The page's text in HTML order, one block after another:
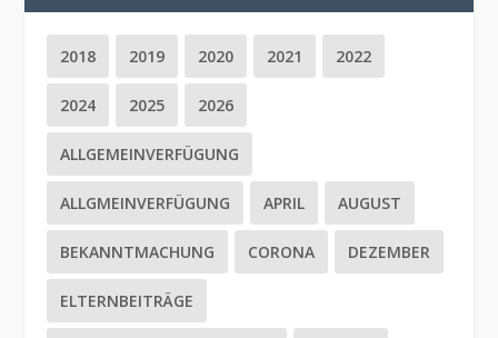
2018 2019 2020 2021 2022
2024 2025 2026
ALLGEMEINVERFÜGUNG
ALLGMEINVERFÜGUNG APRIL AUGUST
BEKANNTMACHUNG CORONA DEZEMBER
ELTERNBEITRÄGE